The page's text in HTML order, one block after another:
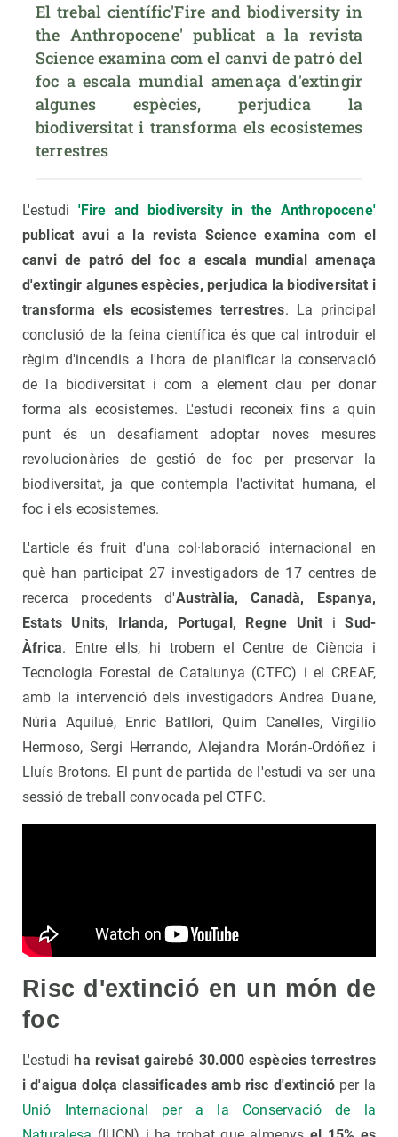
El trebal científic'Fire and biodiversity in
the Anthropocene' publicat a la revista
Science examina com el canvi de patró del
foc a escala mundial amenaça d'extingir
algunes espècies, perjudica la
biodiversitat i transforma els ecosistemes
terrestres
L'estudi 'Fire and biodiversity in the Anthropocene'
publicat avui a la revista Science examina com el
canvi de patró del foc a escala mundial amenaça
d'extingir algunes espècies, perjudica la biodiversitat i
transforma els ecosistemes terrestres. La principal
conclusió de la feina científica és que cal introduir el
règim d'incendis a l'hora de planificar la conservació
de la biodiversitat i com a element clau per donar
forma als ecosistemes. L'estudi reconeix fins a quin
punt és un desafiament adoptar noves mesures
revolucionàries de gestió de foc per preservar la
biodiversitat, ja que contempla l'activitat humana, el
foc i els ecosistemes.
L'article és fruit d'una col·laboració internacional en
què han participat 27 investigadors de 17 centres de
recerca procedents d'Austràlia, Canadà, Espanya,
Estats Units, Irlanda, Portugal, Regne Unit iSud-
Àfrica. Entre ells, hi trobem el Centre de Ciència i
Tecnologia Forestal de Catalunya (CTFC) i el CREAF,
amb la intervenció dels investigadors Andrea Duane,
Núria Aquilué, Enric Batllori, Quim Canelles, Virgilio
Hermoso, Sergi Herrando, Alejandra Morán-Ordóñez i
Lluís Brotons. El punt de partida de l'estudi va ser una
sessió de treball convocada pel CTFC.
Risc d'extinció en un món de
foc
L'estudi ha revisat gairebé 30.000 espècies terrestres
i d'aigua dolça classificades amb risc d'extinció per la
Unió Internacional per a la Conservació de la